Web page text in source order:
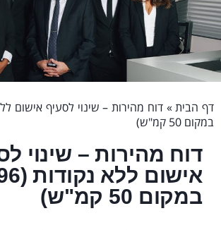
דף הבית»
במקום 50 קמ"ש)
דוח מהירות – שינוי
במקום 50 קמ"ש)